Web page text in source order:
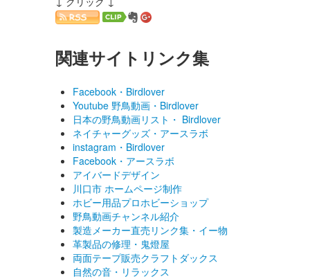
関連サイトリンク集
Facebook・Birdlover
Youtube 野鳥動画・Birdlover
日本の野鳥動画リスト・ Birdlover
ネイチャーグッズ・アースラボ
instagram・Birdlover
Facebook・アースラボ
アイバードデザイン
川口市 ホームページ制作
ホビー用品プロホビーショップ
野鳥動画チャンネル紹介
製造メーカー直売リンク集・イー物
革製品の修理・鬼燈屋
両面テープ販売クラフトダックス
自然の音・リラックス